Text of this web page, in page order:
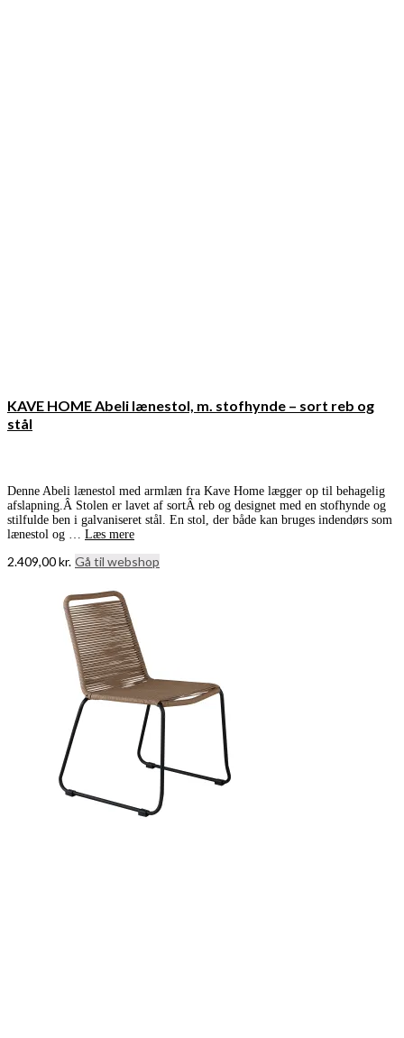
KAVE HOME Abeli lænestol, m. stofhynde – sort reb og
stål
Denne Abeli lænestol med armlæn fra Kave Home lægger op til behagelig
afslapning.Â Stolen er lavet af sortÂ reb og designet med en stofhynde og
stilfulde ben i galvaniseret stål. En stol, der både kan bruges indendørs som
lænestol og … Læs mere
2.409,00kr. Gå til webshop